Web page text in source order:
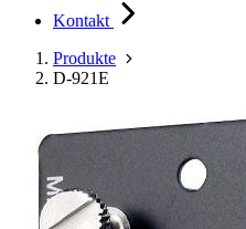
Kontakt
Produkte
D-921E